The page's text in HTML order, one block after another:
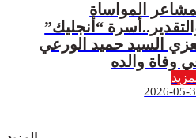
المواساة
“أنجليك”
السيد حميد الورعي
وفاة والده
2026-05-